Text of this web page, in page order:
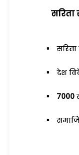
देश
7000